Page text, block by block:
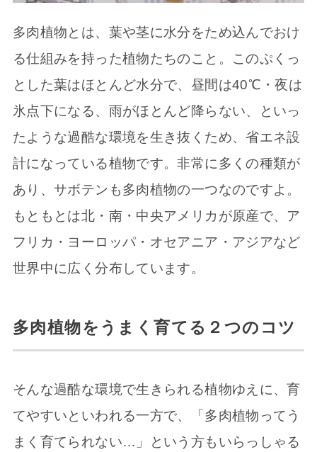
多肉植物とは、葉や茎に水分をため込んでおけ
る仕組みを持った植物たちのこと。このぷくっ
とした葉はほとんど水分で、昼間は40℃・夜は
氷点下になる、雨がほとんど降らない、といっ
たような過酷な環境を生き抜くため、省エネ設
計になっている植物です。非常に多くの種類が
あり、サボテンも多肉植物の一つなのですよ。
もともとは北・南・中央アメリカが原産で、ア
フリカ・ヨーロッパ・オセアニア・アジアなど
世界中に広く分布しています。
多肉植物をうまく育てる２つのコツ
そんな過酷な環境で生きられる植物ゆえに、育
てやすいといわれる一方で、「多肉植物ってう
まく育てられない…」という方もいらっしゃる